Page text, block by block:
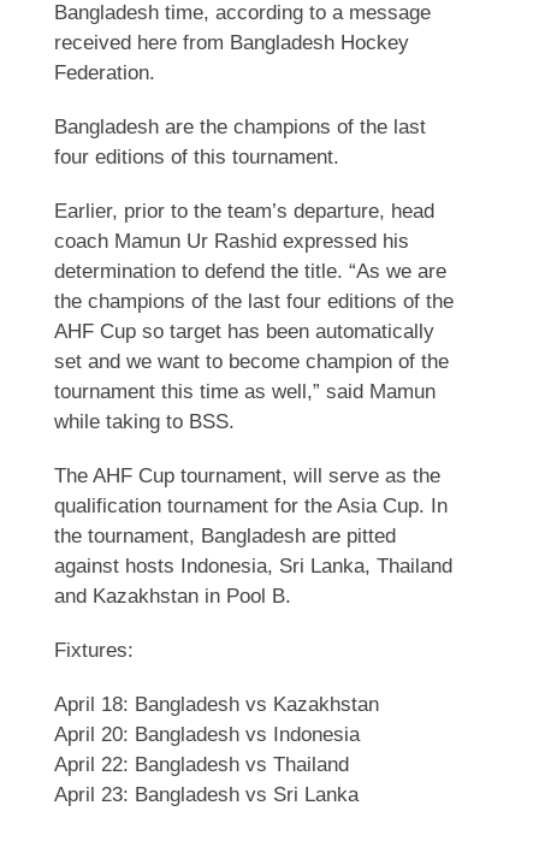
Bangladesh time, according to a message
received here from Bangladesh Hockey
Federation.
Bangladesh are the champions of the last
four editions of this tournament.
Earlier, prior to the team’s departure, head
coach Mamun Ur Rashid expressed his
determination to defend the title. “As we are
the champions of the last four editions of the
AHF Cup so target has been automatically
set and we want to become champion of the
tournament this time as well,” said Mamun
while taking to BSS.
The AHF Cup tournament, will serve as the
qualification tournament for the Asia Cup. In
the tournament, Bangladesh are pitted
against hosts Indonesia, Sri Lanka, Thailand
and Kazakhstan in Pool B.
Fixtures:
April 18: Bangladesh vs Kazakhstan
April 20: Bangladesh vs Indonesia
April 22: Bangladesh vs Thailand
April 23: Bangladesh vs Sri Lanka